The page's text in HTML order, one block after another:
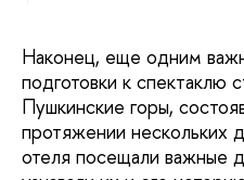
Наконец, еще одним
подготовки к спектаклю
Пушкинские горы,
протяжении нескольких
отеля посещали важные